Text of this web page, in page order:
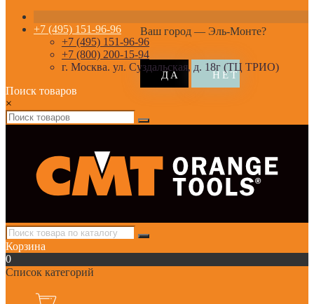
Ваш город — Эль-Монте?
+7 (495) 151-96-96
+7 (495) 151-96-96
+7 (800) 200-15-94
г. Москва. ул. Суздальская, д. 18г (ТЦ ТРИО)
Поиск товаров
×
Корзина
0
Список категорий